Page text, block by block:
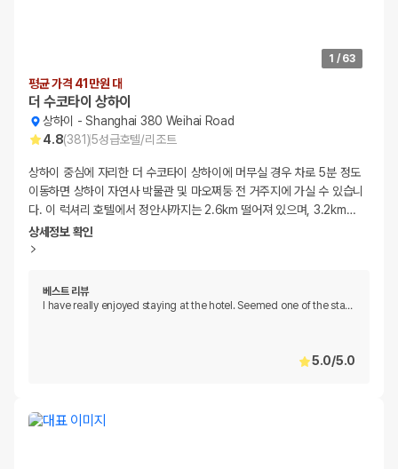
1 / 63
평균 가격 41만원 대
더 수코타이 상하이
상하이 - Shanghai 380 Weihai Road
4.8(381)5성급호텔/리조트
상하이 중심에 자리한 더 수코타이 상하이에 머무실 경우 차로 5분 정도
이동하면 상하이 자연사 박물관 및 마오쩌둥 전 거주지에 가실 수 있습니
다. 이 럭셔리 호텔에서 정안사까지는 2.6km 떨어져 있으며, 3.2km…
상세정보 확인
베스트 리뷰
I have really enjoyed staying at the hotel. Seemed one of the sta…
5.0/5.0